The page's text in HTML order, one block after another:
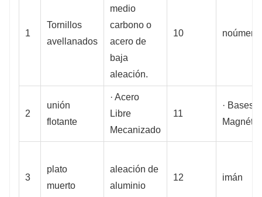
1
Tornillos
avellanados
medio
carbono o
acero de
baja
aleación.
10 noúmeno
2
unión
flotante
· Acero
Libre
Mecanizado
11
· Bases
3
plato
muerto
aleación de
aluminio
12 imán